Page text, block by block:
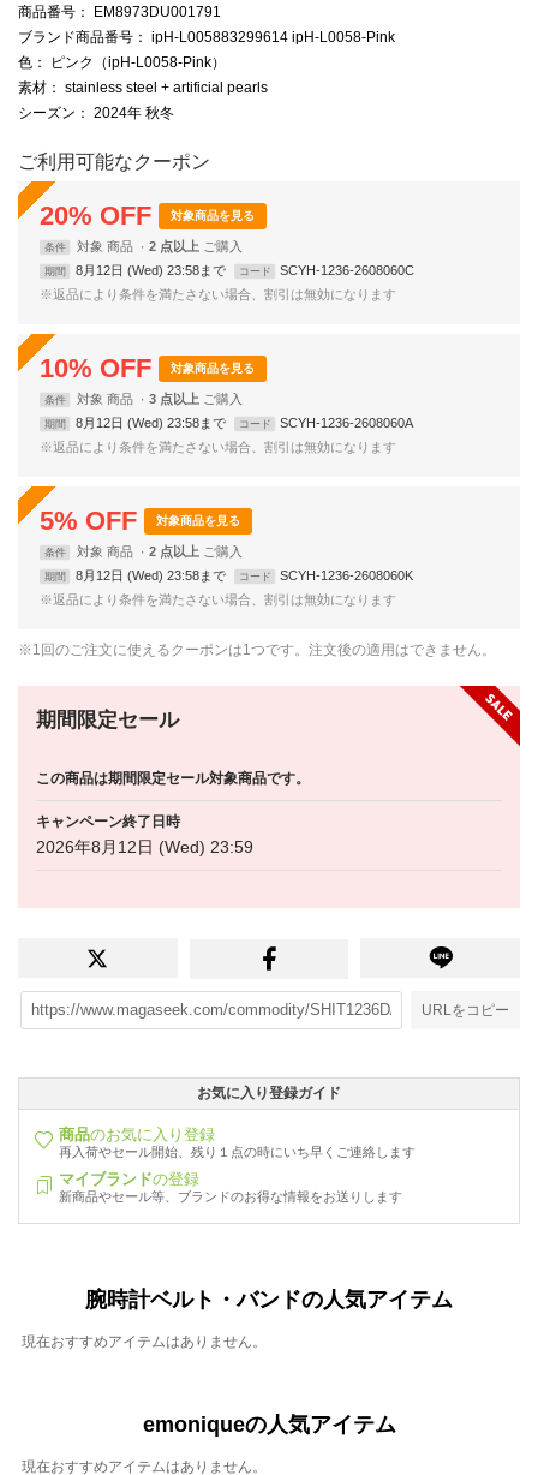
商品番号 ： EM8973DU001791
ブランド商品番号 ： ipH-L005883299614 ipH-L0058-Pink
色 ： ピンク（ipH-L0058-Pink）
素材 ： stainless steel + artificial pearls
シーズン ： 2024年 秋冬
ご利用可能なクーポン
20% OFF 対象商品を見る
条件 対象 商品 2 点以上
期間 8月12日 (Wed) 23:58まで コード
SCYH-1236-2608060C
※返品により条件を満たさない場合、割引は無効になります
10% OFF 対象商品を見る
条件 対象 商品 3 点以上
期間 8月12日 (Wed) 23:58まで コード
SCYH-1236-2608060A
※返品により条件を満たさない場合、割引は無効になります
5% OFF 対象商品を見る
条件 対象 商品 2 点以上
期間 8月12日 (Wed) 23:58まで コード
SCYH-1236-2608060K
※返品により条件を満たさない場合、割引は無効になります
※1回のご注文に使えるクーポンは1つです。注文後の適用はできません。
期間限定セール
この商品は期間限定セール対象商品です。
キャンペーン終了日時
2026年8月12日 (Wed) 23:59
URLをコピー
お気に入り登録ガイド
商品のお気に入り登録
再入荷やセール開始、残り１点の時にいち早くご連絡します
マイブランドの登録
新商品やセール等、ブランドのお得な情報をお送りします
腕時計ベルト・バンドの人気アイテム
現在おすすめアイテムはありません。
emoniqueの人気アイテム
現在おすすめアイテムはありません。